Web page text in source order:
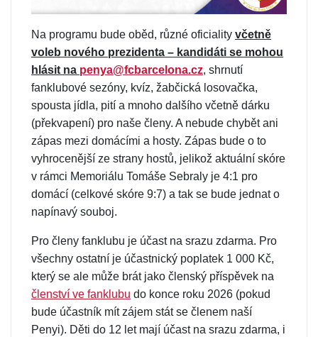
Na programu bude oběd, různé oficiality včetně
voleb nového prezidenta – kandidáti se mohou
hlásit na penya@fcbarcelona.cz, shrnutí
fanklubové sezóny, kvíz, žabčická losovačka,
spousta jídla, pití a mnoho dalšího včetně dárku
(překvapení) pro naše členy. A nebude chybět ani
zápas mezi domácími a hosty. Zápas bude o to
vyhrocenější ze strany hostů, jelikož aktuální skóre
v rámci Memoriálu Tomáše Sebraly je 4:1 pro
domácí (celkové skóre 9:7) a tak se bude jednat o
napínavý souboj.
Pro členy fanklubu je účast na srazu zdarma. Pro
všechny ostatní je účastnický poplatek 1 000 Kč,
který se ale může brát jako členský příspěvek na
členství ve fanklubu do konce roku 2026 (pokud
bude účastník mít zájem stát se členem naší
Penyi). Děti do 12 let mají účast na srazu zdarma, i